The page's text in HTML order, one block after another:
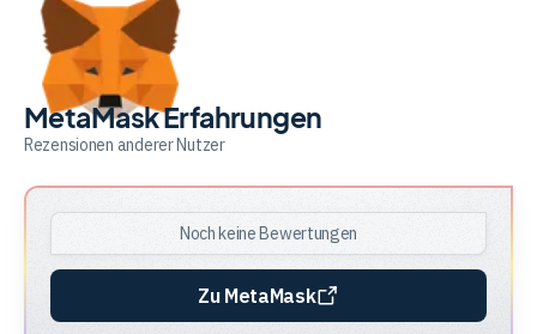
Aktien
Krypto
MetaMask Erfahrungen
Rezensionen anderer Nutzer
Noch keine Bewertungen
Zu MetaMask